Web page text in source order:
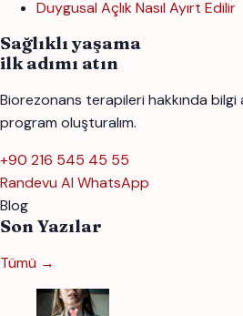
Duygusal Açlık Nasıl Ayırt Edilir
Sağlıklı yaşama
ilk adımı atın
Biorezonans terapileri hakkında bilgi
program oluşturalım.
+90 216 545 45 55
Randevu Al WhatsApp
Blog
Son Yazılar
Tümü →